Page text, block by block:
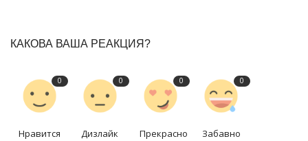
КАКОВА ВАША РЕАКЦИЯ?
0
Нравится
0
Дизлайк
0
Прекрасно
0
Забавно